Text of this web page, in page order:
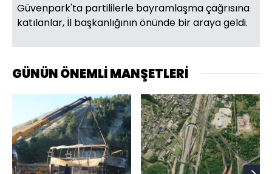
Güvenpark'ta partililerle bayramlaşma çağrısına
katılanlar, İl başkanlığının önünde bir araya geldi.
GÜNÜN ÖNEMLİ MANŞETLERİ